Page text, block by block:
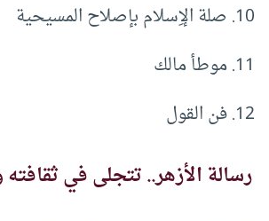
صلة الإِسلام بإصلاح المسيحية
موطأ مالك
فن القول
رسالة الأزهر.. تتجلى في ثقافته